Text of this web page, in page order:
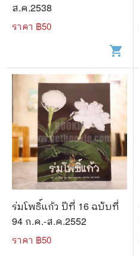
ส.ค.2538
ราคา ฿50
shopping_cart
ร่มโพธิ์แก้ว ปีที่ 16 ฉบับที่
94 ก.ค.-ส.ค.2552
ราคา ฿50